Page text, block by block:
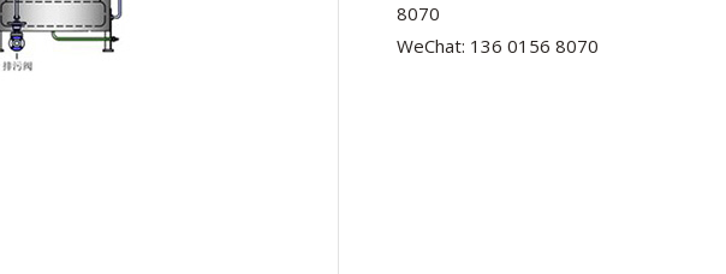
8070
WeChat: 136 0156 8070